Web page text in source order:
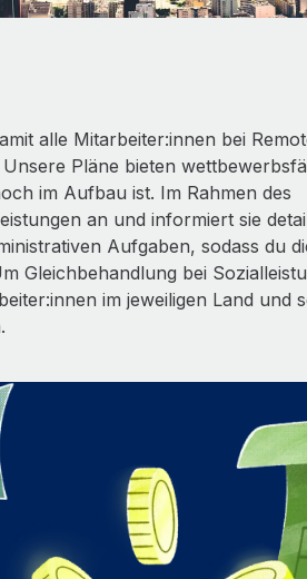
alle Mitarbeiter:innen bei
Pläne bieten
im Aufbau ist. Im Rahmen des
an und informiert sie
Aufgaben, sodass du
Gleichbehandlung bei
im jeweiligen Land und